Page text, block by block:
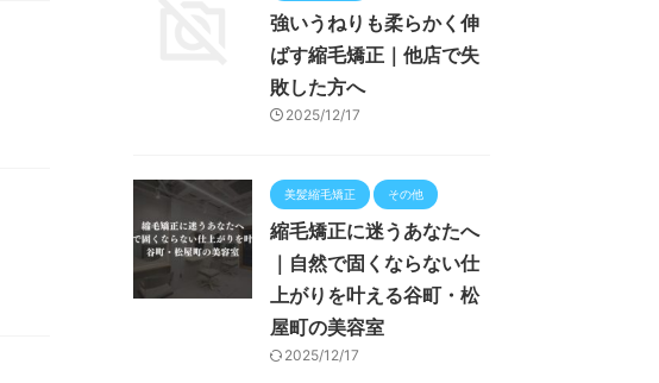
強いうねりも柔らかく伸
ばす縮毛矯正｜他店で失
敗した方へ
2025/12/17
美髪縮毛矯正 その他
縮毛矯正に迷うあなたへ
｜自然で固くならない仕
上がりを叶える谷町・松
屋町の美容室
2025/12/17